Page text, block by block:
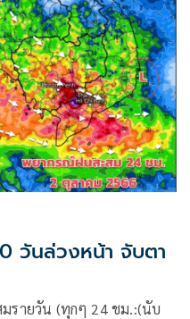
วันล่วงหน้า จับตา
รายวัน (ทุกๆ 24 ชม.:(นับ